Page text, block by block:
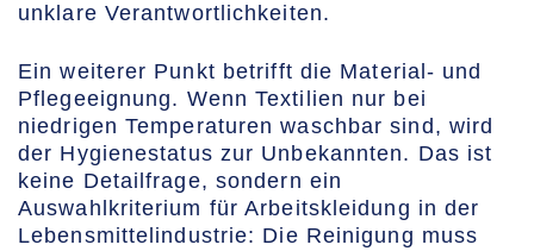
unklare Verantwortlichkeiten.
Ein weiterer Punkt betrifft die Material- und
Pflegeeignung. Wenn Textilien nur bei
niedrigen Temperaturen waschbar sind, wird
der Hygienestatus zur Unbekannten. Das ist
keine Detailfrage, sondern ein
Auswahlkriterium für Arbeitskleidung in der
Lebensmittelindustrie: Die Reinigung muss